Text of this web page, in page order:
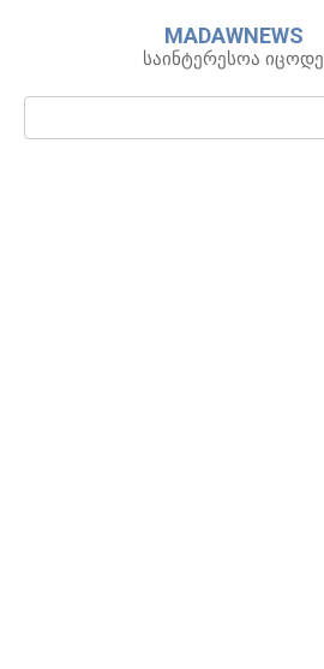
MADAWNEWS
საინტერესოა იცოდე
Search: